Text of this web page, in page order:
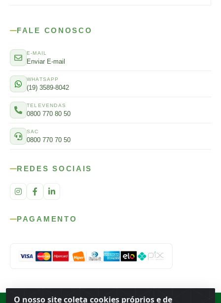
O nosso site coleta cookies próprios e de
FALE CONOSCO
E-MAIL
Enviar E-mail
WHATSAPP
(19) 3589-8042
TELEVENDAS
0800 770 80 50
SAC
0800 770 70 50
REDES SOCIAIS
PAGAMENTO